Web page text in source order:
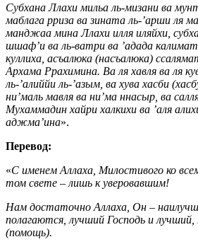
Субхана Ллахи мильа ль-мизани ва
маблага рриза ва зината ль-’арши ля
манджаа мина Ллахи илля иляйхи,
шшаф’и ва ль-ватри ва ’адада
куллиха, асъалюка (насъалюка)
Архама Ррахимина. Ва ля хавля ва ля
ль-’алиййи ль-’азым, ва хува хасби
ни’маль мавля ва ни’ма ннасыр, ва
Мухаммадин хайри халкихи ва ’аля
аджма’ина».
Перевод:
«С именем Аллаха, Милостивого ко
том свете – лишь к уверовавшим!
Нам достаточно Аллаха, Он –
полагаются, лучший Господь и
(помощь).